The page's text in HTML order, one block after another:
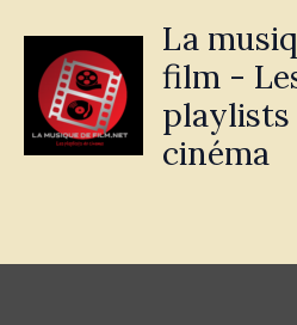
contenu
La
film -
playlists
cinéma